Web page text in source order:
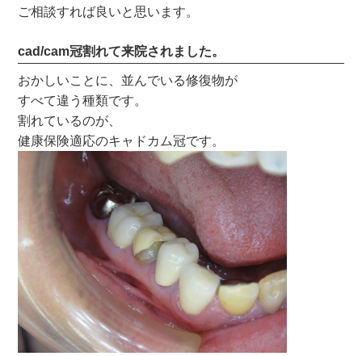
ご相談すれば良いと思います。
cad/cam冠割れて来院されました。
おかしいことに、並んでいる修復物が
すべて違う種類です。
割れているのが、
健康保険適応のキャドカム冠です。